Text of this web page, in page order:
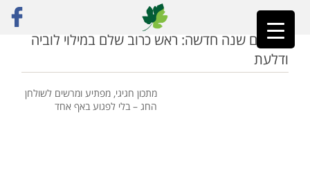
ראשי»לוביה
פותחים שנה חדשה: ראש כרוב שלם במילוי לוביה
ודלעת
מתכון חגיגי, מפתיע ומרשים לשולחן
החג – בלי לפגוע באף אחד